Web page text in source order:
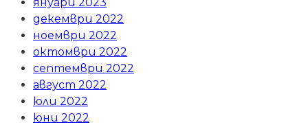
януари 2023
декември 2022
ноември 2022
октомври 2022
септември 2022
август 2022
юли 2022
юни 2022